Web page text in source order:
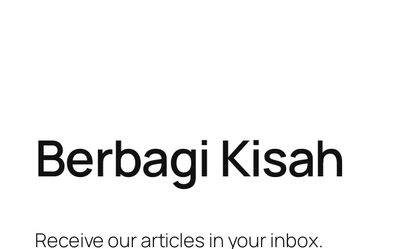
Berbagi Kisah
Receive our articles in your inbox.